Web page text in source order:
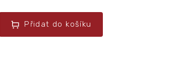
Přidat do košíku